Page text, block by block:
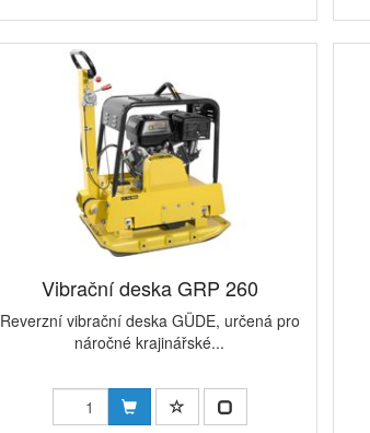
Vibrační deska GRP 260
Reverzní vibrační deska GÜDE, určená pro
náročné krajinářské...